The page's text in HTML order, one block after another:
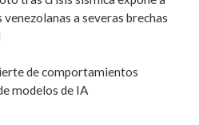
venezolanas a severas brechas
de comportamientos
modelos de IA